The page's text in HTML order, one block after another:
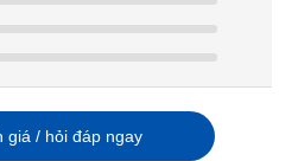
giá / hỏi đáp ngay